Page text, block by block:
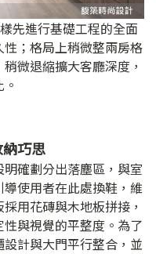
先進行基礎工程的全面
；格局上稍微整兩房格
微退縮擴大客廳深度，
巧思
確劃分出落塵區，與室
使用者在此處換鞋，維
用花磚與木地板拼接，
與視覺的平整度。為了
計與大門平行整合，並